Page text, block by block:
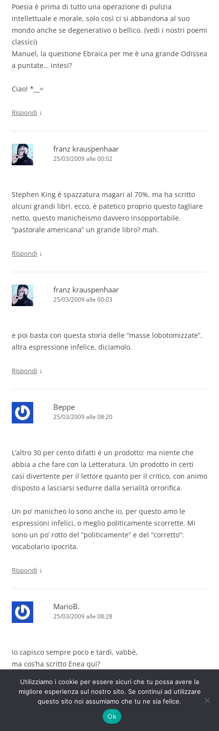
Poesia è prima di tutto una operazione di pulizia
intellettuale e morale, solo così ci si abbandona al suo
mondo anche se degenerativo o bellico. (vedi i nostri poemi
classici)
Manuel, la questione Ebraica per me è una grande Odissea
a puntate… intesi?
Ciao! *__=
Rispondi ↓
franz krauspenhaar
25/03/2009 alle 00:02
Stephen King è spazzatura magari al 70%, ma ha scritto
alcuni grandi libri. ecco, è patetico proprio questo tagliare
netto, questo manicheismo davvero insopportabile.
“pastorale americana” un grande libro? mah.
Rispondi ↓
franz krauspenhaar
25/03/2009 alle 00:03
e poi basta con questa storia delle “masse lobotomizzate”.
altra espressione infelice, diciamolo.
Rispondi ↓
Beppe
25/03/2009 alle 08:20
L’altro 30 per cento difatti è un prodotto: ma niente che
abbia a che fare con la Letteratura. Un prodotto in certi
casi divertente per il lettore quanto per il critico, con animo
disposto a lasciarsi sedurre dalla serialità orrorifica.
Un po’ manicheo lo sono anche io, per questo amo le
espressioni infelici, o meglio politicamente scorrette. Mi
sono un po’ rotto del “politicamente” e del “corretto”:
vocabolario ipocrita.
Rispondi ↓
MarioB.
25/03/2009 alle 08:28
Io capisco sempre poco e tardi, vabbè,
ma cos’ha scritto Enea qui?
dominare il mondo?
Siamo di nuovo ai Protocolli degli anziani di Sion?
Utilizziamo i cookie per essere sicuri che tu possa avere la
migliore esperienza sul nostro sito. Se continui ad utilizzare
questo sito noi assumiamo che tu ne sia felice.
Ok